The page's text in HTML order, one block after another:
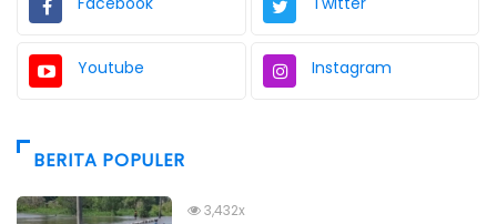
Youtube Instagram
BERITA POPULER
3,432x